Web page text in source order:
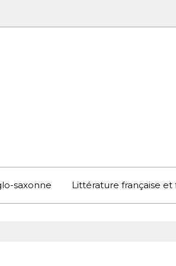
saxonne Littérature française